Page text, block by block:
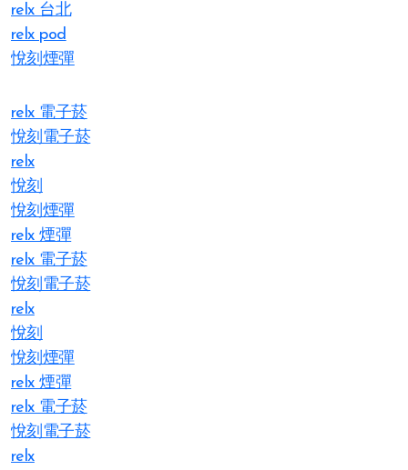
relx 台北
relx pod
悅刻煙彈
relx 電子菸
悅刻電子菸
relx
悅刻
悅刻煙彈
relx 煙彈
relx 電子菸
悅刻電子菸
relx
悅刻
悅刻煙彈
relx 煙彈
relx 電子菸
悅刻電子菸
relx